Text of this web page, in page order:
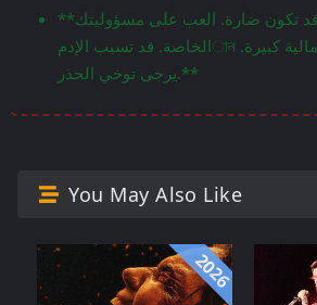
**هذه الألعاب قد تكون ضارة. العب على مسؤوليتك
الخاصة. قد تسبب الإدمান وتؤدي إلى خسائر مالية كبيرة.
يرجى توخي الحذر.**
You May Also Like
2026